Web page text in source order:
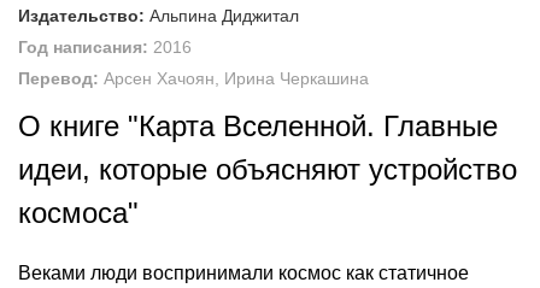
Издательство: Альпина Диджитал
Год написания: 2016
Перевод: Арсен Хачоян, Ирина Черкашина
О книге "Карта Вселенной. Главные
идеи, которые объясняют устройство
космоса"
Веками люди воспринимали космос как статичное